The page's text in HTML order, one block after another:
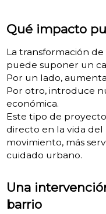
Qué impacto
La transformación de
puede suponer un
Por un lado,
Por otro, introduce
económica.
Este tipo de
directo en la vida del
movimiento, más
cuidado urbano.
Una
barrio